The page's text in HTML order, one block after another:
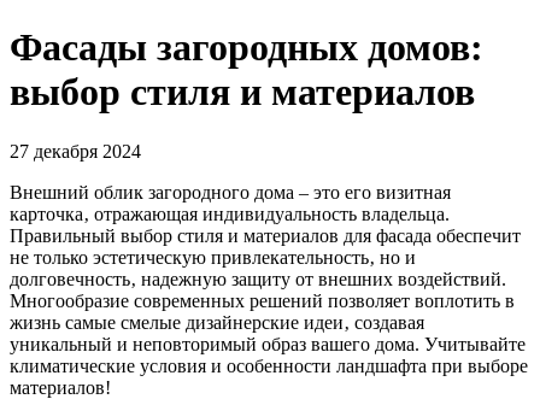
Фасады загородных домов:
выбор стиля и материалов
27 декабря 2024
Внешний облик загородного дома – это его визитная
карточка‚ отражающая индивидуальность владельца.
Правильный выбор стиля и материалов для фасада обеспечит
не только эстетическую привлекательность‚ но и
долговечность‚ надежную защиту от внешних воздействий.
Многообразие современных решений позволяет воплотить в
жизнь самые смелые дизайнерские идеи‚ создавая
уникальный и неповторимый образ вашего дома. Учитывайте
климатические условия и особенности ландшафта при выборе
материалов!